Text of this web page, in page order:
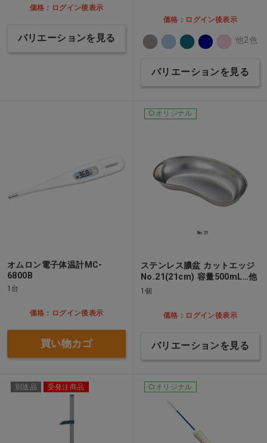
価格：ログイン後表示
バリエーションを見る
価格：ログイン後表示
他2色
バリエーションを見る
オムロン電子体温計MC-
6800B
1台
価格：ログイン後表示
買い物カゴ
Ciオリジナル
ステンレス膿盆 カットエッジ
No.21(21cm) 容量500mL…他
1個
価格：ログイン後表示
バリエーションを見る
別送品 受発注商品 Ciオリジナル